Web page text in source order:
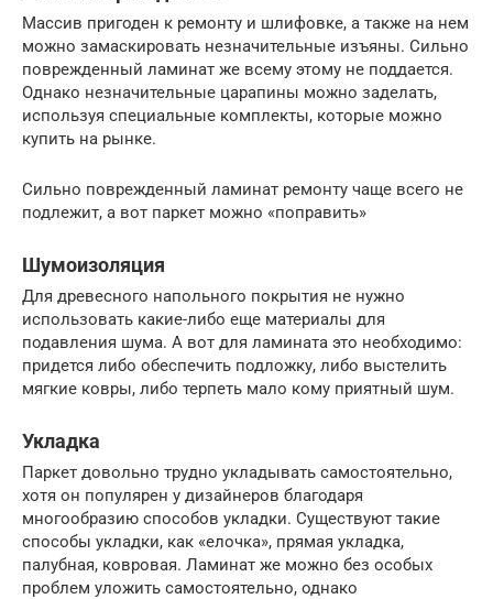
Массив пригоден к ремонту и шлифовке, а также на нем
можно замаскировать незначительные изъяны. Сильно
поврежденный ламинат же всему этому не поддается.
Однако незначительные царапины можно заделать,
используя специальные комплекты, которые можно
купить на рынке.
Сильно поврежденный ламинат ремонту чаще всего не
подлежит, а вот паркет можно «поправить»
Шумоизоляция
Для древесного напольного покрытия не нужно
использовать какие-либо еще материалы для
подавления шума. А вот для ламината это необходимо:
придется либо обеспечить подложку, либо выстелить
мягкие ковры, либо терпеть мало кому приятный шум.
Укладка
Паркет довольно трудно укладывать самостоятельно,
хотя он популярен у дизайнеров благодаря
многообразию способов укладки. Существуют такие
способы укладки, как «елочка», прямая укладка,
палубная, ковровая. Ламинат же можно без особых
проблем уложить самостоятельно, однако